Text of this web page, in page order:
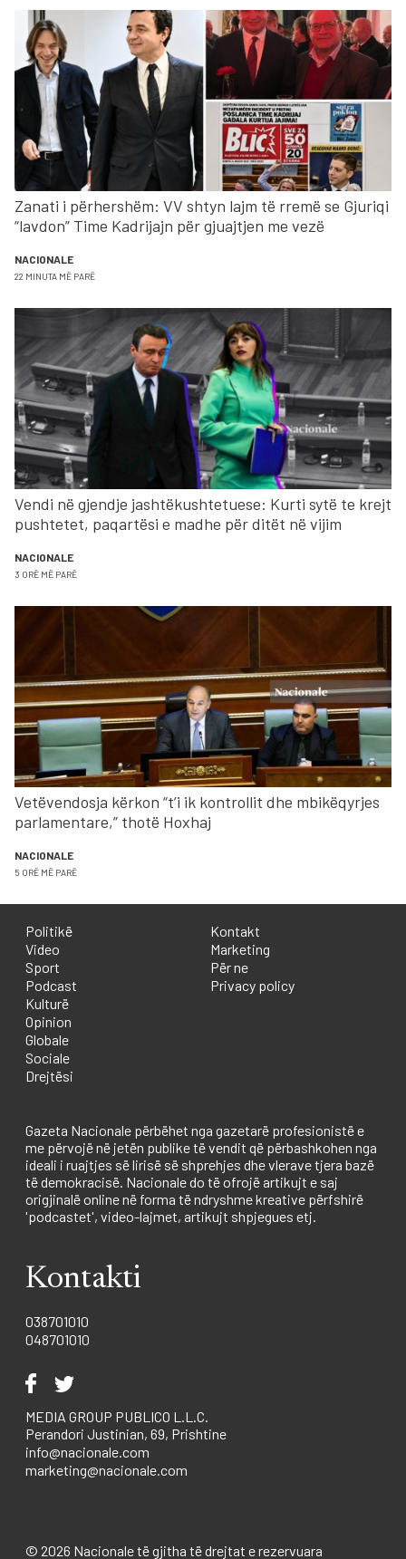
Zanati i përhershëm: VV shtyn lajm të rremë se Gjuriqi
“lavdon” Time Kadrijajn për gjuajtjen me vezë
NACIONALE
22 MINUTA MË PARË
Vendi në gjendje jashtëkushtetuese: Kurti sytë te krejt
pushtetet, paqartësi e madhe për ditët në vijim
NACIONALE
3 ORË MË PARË
Vetëvendosja kërkon “t’i ik kontrollit dhe mbikëqyrjes
parlamentare,” thotë Hoxhaj
NACIONALE
5 ORË MË PARË
Politikë
Video
Sport
Podcast
Kulturë
Opinion
Globale
Sociale
Drejtësi
Kontakt
Marketing
Për ne
Privacy policy
Gazeta Nacionale përbëhet nga gazetarë profesionistë e
me përvojë në jetën publike të vendit që përbashkohen nga
ideali i ruajtjes së lirisë së shprehjes dhe vlerave tjera bazë
të demokracisë. Nacionale do të ofrojë artikujt e saj
origjinalë online në forma të ndryshme kreative përfshirë
'podcastet', video-lajmet, artikujt shpjegues etj.
Kontakti
038701010
048701010
MEDIA GROUP PUBLICO L.L.C.
Perandori Justinian, 69, Prishtine
info@nacionale.com
marketing@nacionale.com
© 2026 Nacionale të gjitha të drejtat e rezervuara